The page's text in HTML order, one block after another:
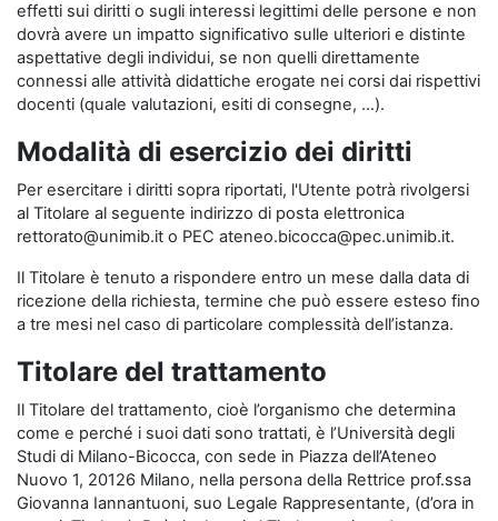
effetti sui diritti o sugli interessi legittimi delle persone e non
dovrà avere un impatto significativo sulle ulteriori e distinte
aspettative degli individui, se non quelli direttamente
connessi alle attività didattiche erogate nei corsi dai rispettivi
docenti (quale valutazioni, esiti di consegne, …).
Modalità di esercizio dei diritti
Per esercitare i diritti sopra riportati, l'Utente potrà rivolgersi
al Titolare al seguente indirizzo di posta elettronica
rettorato@unimib.it o PEC ateneo.bicocca@pec.unimib.it.
Il Titolare è tenuto a rispondere entro un mese dalla data di
ricezione della richiesta, termine che può essere esteso fino
a tre mesi nel caso di particolare complessità dell’istanza.
Titolare del trattamento
Il Titolare del trattamento, cioè l’organismo che determina
come e perché i suoi dati sono trattati, è l’Università degli
Studi di Milano-Bicocca, con sede in Piazza dell’Ateneo
Nuovo 1, 20126 Milano, nella persona della Rettrice prof.ssa
Giovanna Iannantuoni, suo Legale Rappresentante, (d’ora in